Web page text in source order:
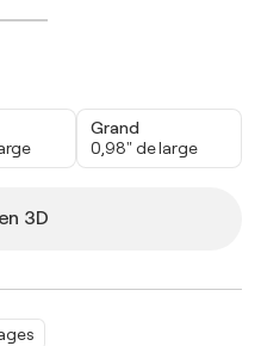
Grand
0,98" de large
3D